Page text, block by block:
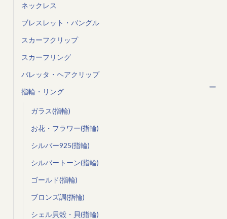
ネックレス
ブレスレット・バングル
スカーフクリップ
スカーフリング
バレッタ・ヘアクリップ
指輪・リング
ガラス(指輪)
お花・フラワー(指輪)
シルバー925(指輪)
シルバートーン(指輪)
ゴールド(指輪)
ブロンズ調(指輪)
シェル貝殻・貝(指輪)